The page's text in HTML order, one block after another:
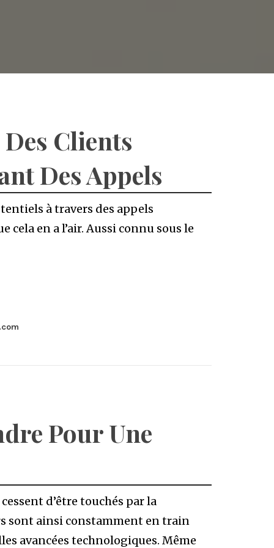
Clients
Des Appels
à travers des appels
cela en a l’air. Aussi connu sous le
Pour Une
d’être touchés par la
sont ainsi constamment en train
avancées technologiques. Même